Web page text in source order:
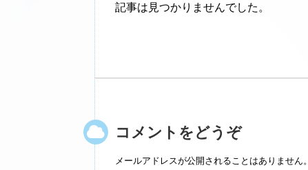
記事は見つかりませんでした。
コメントをどうぞ
メールアドレスが公開されることはありません。